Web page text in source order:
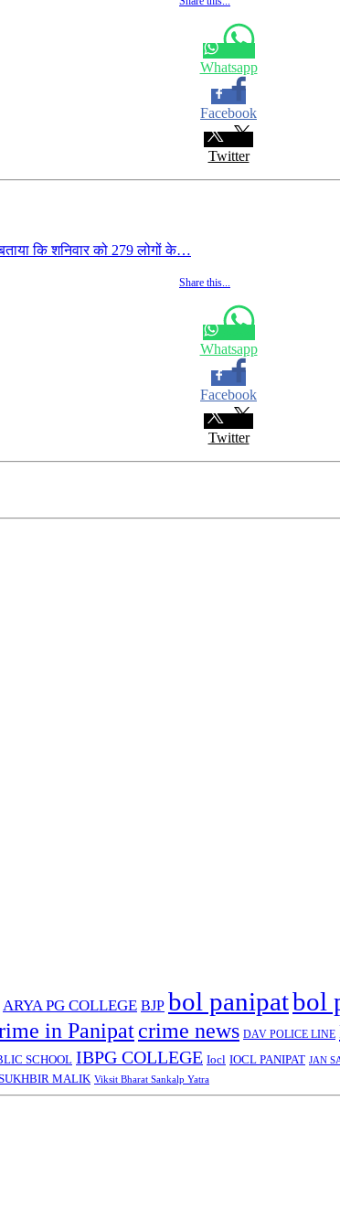
Whatsapp
Facebook
Twitter
कि शनिवार को 279 लोगों के…
Share this...
Whatsapp
Facebook
Twitter
ARYA PG COLLEGE BJP bol panipatbol
in Panipatcrime news DAV POLICE LINE
SCHOOL IBPG COLLEGE Iocl IOCL PANIPAT JAN
MALIK Viksit Bharat Sankalp Yatra